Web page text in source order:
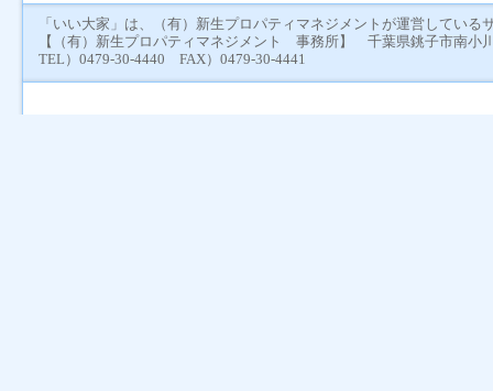
「いい大家」は、（有）新生プロパティマネジメントが運営している
【（有）新生プロパティマネジメント 事務所】 千葉県銚子市南小
TEL）0479-30-4440 FAX）0479-30-4441